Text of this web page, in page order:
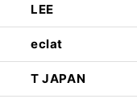
LEE
eclat
T JAPAN